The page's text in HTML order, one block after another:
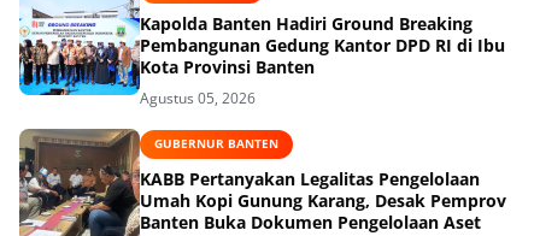
Kapolda Banten Hadiri Ground Breaking
Pembangunan Gedung Kantor DPD RI di Ibu
Kota Provinsi Banten
Agustus 05, 2026
GUBERNUR BANTEN
KABB Pertanyakan Legalitas Pengelolaan
Umah Kopi Gunung Karang, Desak Pemprov
Banten Buka Dokumen Pengelolaan Aset